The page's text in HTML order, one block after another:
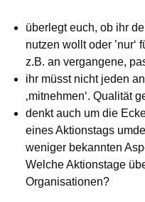
überlegt euch, ob ihr
nutzen wollt oder ’nur‘
z.B. an vergangene,
ihr müsst nicht jeden
‚mitnehmen‘. Qualität
denkt auch um die
eines Aktionstags
weniger bekannten
Welche Aktionstage
Organisationen?